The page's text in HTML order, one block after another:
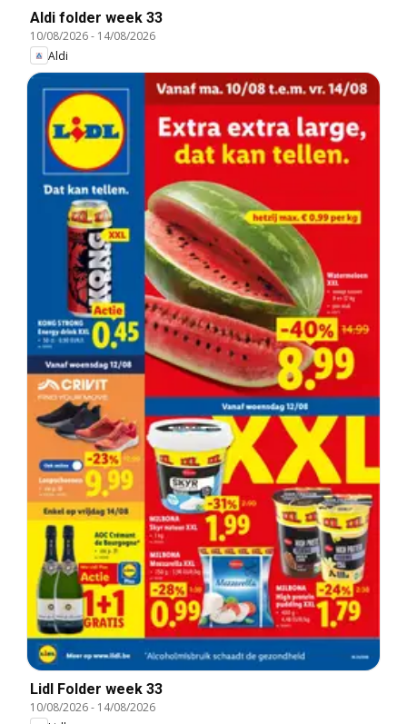
Aldi folder week 33
10/08/2026- 14/08/2026
Aldi
Lidl Folder week 33
10/08/2026- 14/08/2026